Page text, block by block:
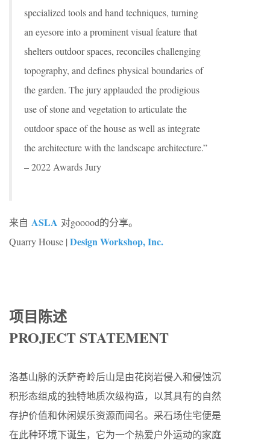
specialized tools and hand techniques, turning
an eyesore into a prominent visual feature that
shelters outdoor spaces, reconciles challenging
topography, and defines physical boundaries of
the garden. The jury applauded the prodigious
use of stone and vegetation to articulate the
outdoor space of the house as well as integrate
the architecture with the landscape architecture.”
– 2022 Awards Jury
来自 ASLA 对gooood的分享。
Quarry House | Design Workshop, Inc.
项目陈述
PROJECT STATEMENT
洛基山脉的沃萨奇岭后山是由花岗岩侵入和侵蚀沉
积形态组成的独特地质次级构造，以其具有的自然
存护价值和休闲娱乐资源而闻名。采石场住宅便是
在此种环境下诞生，它为一个热爱户外运动的家庭